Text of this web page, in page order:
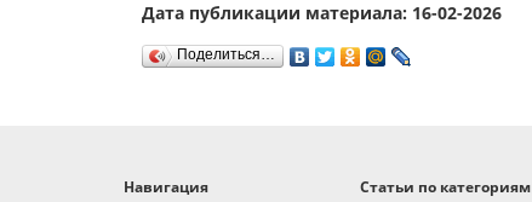
Дата публикации материала: 16-02-2026
Поделиться…
Навигация Статьи по категориям